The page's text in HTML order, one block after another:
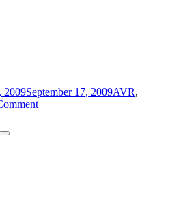
2009September 17, 2009AVR,
on
Search